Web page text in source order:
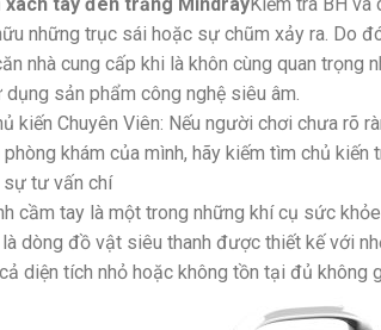
những trục sái hoặc sự chũm xảy ra. Do
nhà cung cấp khi là khôn cùng quan
sản phẩm công nghệ siêu âm.
kiến Chuyên Viên: Nếu người chơi chưa rõ
khám của mình, hãy kiếm tìm chủ
tư vấn chí
cầm tay là một trong những khí cụ sức
dòng đồ vật siêu thanh được thiết kế với
diện tích nhỏ hoặc không tồn tại đủ không